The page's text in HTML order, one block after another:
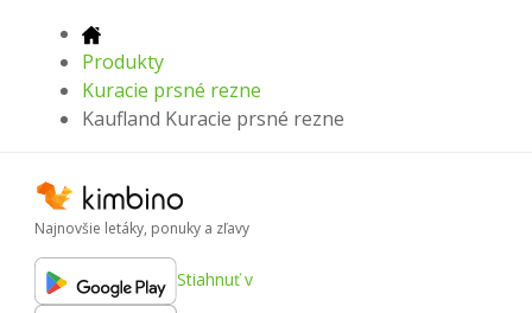
Produkty
Kuracie prsné rezne
Kaufland Kuracie prsné rezne
Najnovšie letáky, ponuky a zľavy
Stiahnuť v